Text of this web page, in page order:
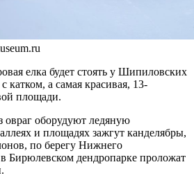
елка будет стоять у Шипиловских
катком, а самая красивая, 13-
площади.
овраг оборудуют ледяную
и площадях зажгут канделябры,
по берегу Нижнего
Бирюлевском дендропарке проложат